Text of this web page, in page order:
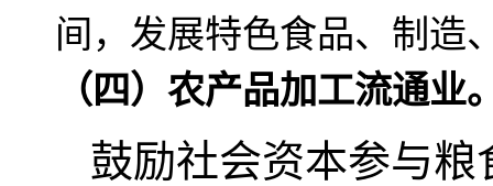
间，发展特色食品、制
（四）农产品加工流通业
鼓励社会资本参与